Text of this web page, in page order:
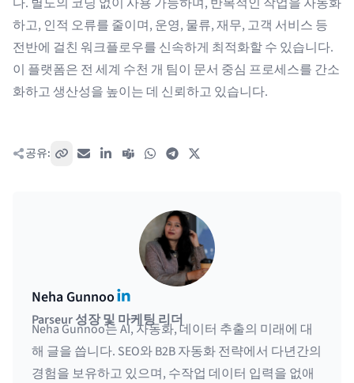
하고, 인적 오류를 줄이며, 운영, 물류, 재무, 고객 서비스 등
전반에 걸친 워크플로우를 신속하게 최적화할 수 있습니다.
이 플랫폼은 전 세계 수천 개 팀이 문서 중심 프로세스를 간소
화하고 생산성을 높이는 데 신뢰하고 있습니다.
공유: 링크 복사이메일LinkedIn
Teams WhatsAppTelegram
Neha GunnooLinkedIn
Parseur 성장 및 마케팅 리더
Neha Gunnoo는 AI, 자동화, 데이터 추출의 미래에 대
해 글을 씁니다. SEO와 B2B 자동화 전략에서 다년간의
경험을 보유하고 있으며, 수작업 데이터 입력을 없애